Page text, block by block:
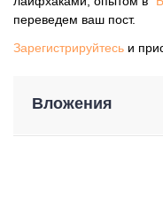
переведем ваш пост.
Зарегистрируйтесь и
Вложения